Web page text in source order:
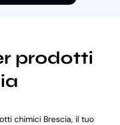
prodotti
chimici Brescia, il tuo